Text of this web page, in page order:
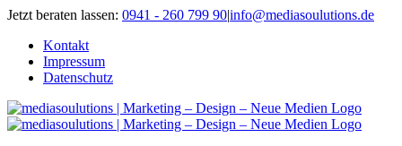
Zum
springen
Jetzt beraten lassen: 0941 - 260 799 90|info@mediasoulutions.de
Kontakt
Impressum
Datenschutz